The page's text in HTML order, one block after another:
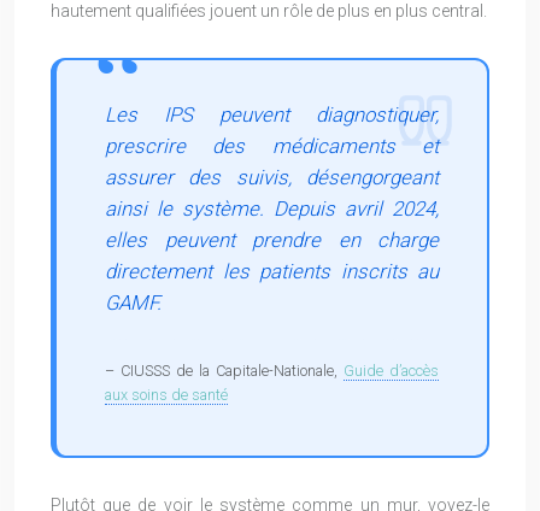
hautement qualifiées jouent un rôle de plus en plus central.
Les IPS peuvent diagnostiquer,
prescrire des médicaments et
assurer des suivis, désengorgeant
ainsi le système. Depuis avril 2024,
elles peuvent prendre en charge
directement les patients inscrits au
GAMF.
– CIUSSS de la Capitale-Nationale, Guide d’accès
aux soins de santé
Plutôt que de voir le système comme un mur, voyez-le